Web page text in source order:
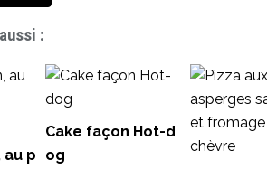
:
au p
Cake façon Hot-d
og